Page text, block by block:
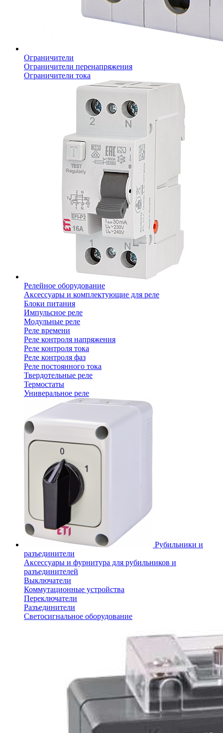
Ограничители
Ограничители перенапряжения
Ограничители тока
Релейное оборудование
Аксессуары и комплектующие для реле
Блоки питания
Импульсное реле
Модульные реле
Реле времени
Реле контроля напряжения
Реле контроля тока
Реле контроля фаз
Реле постоянного тока
Твердотельные реле
Термостаты
Универальное реле
Рубильники и
разъединители
Аксессуары и фурнитура для рубильников и
разъединителей
Выключатели
Коммутационные устройства
Переключатели
Разъединители
Светосигнальное оборудование